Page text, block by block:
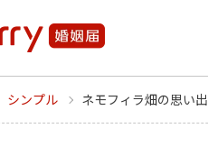
シンプル ネモフィラ畑の思い出